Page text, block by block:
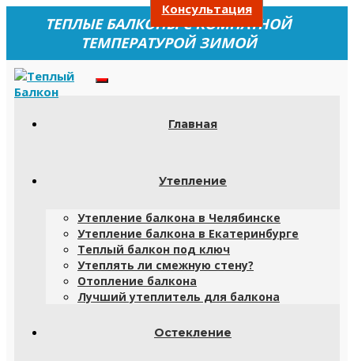
ТЕПЛЫЕ БАЛКОНЫ С КОМНАТНОЙ
ТЕМПЕРАТУРОЙ ЗИМОЙ
Главная
Утепление
Утепление балкона в Челябинске
Утепление балкона в Екатеринбурге
Теплый балкон под ключ
Утеплять ли смежную стену?
Отопление балкона
Лучший утеплитель для балкона
Остекление
Консультация